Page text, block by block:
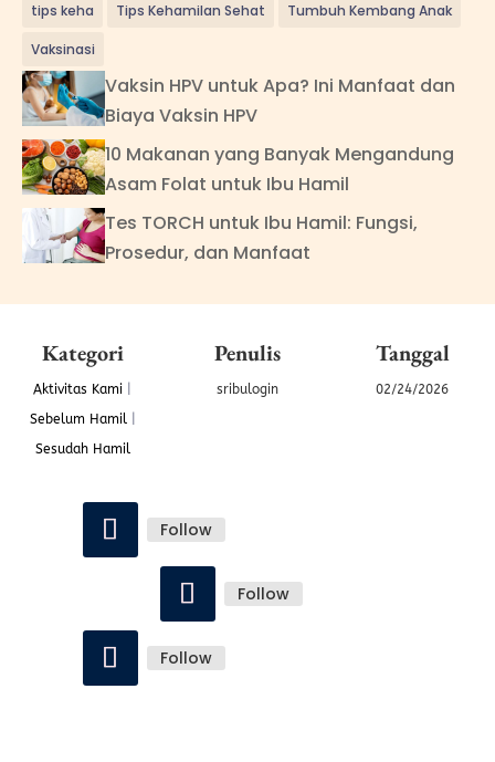
tips keha Tips Kehamilan Sehat Tumbuh Kembang Anak
Vaksinasi
Vaksin HPV untuk Apa? Ini Manfaat dan
Biaya Vaksin HPV
10 Makanan yang Banyak Mengandung
Asam Folat untuk Ibu Hamil
Tes TORCH untuk Ibu Hamil: Fungsi,
Prosedur, dan Manfaat
Kategori
Aktivitas Kami
Sebelum Hamil|
Sesudah Hamil
Penulis
sribulogin
Tanggal
02/24/2026
Follow
Follow
Follow